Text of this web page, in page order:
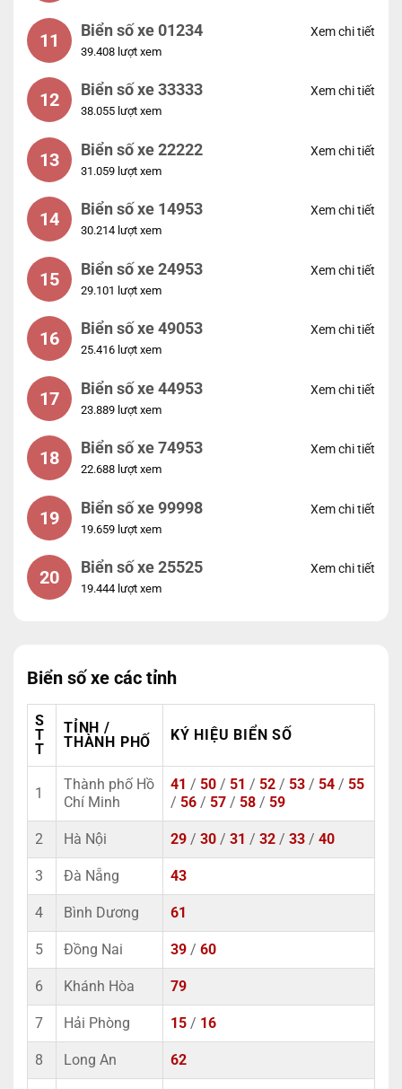
11 Biển số xe 01234
39.408 lượt xem
Xem chi tiết
12 Biển số xe 33333
38.055 lượt xem
Xem chi tiết
13 Biển số xe 22222
31.059 lượt xem
Xem chi tiết
14 Biển số xe 14953
30.214 lượt xem
Xem chi tiết
15 Biển số xe 24953
29.101 lượt xem
Xem chi tiết
16 Biển số xe 49053
25.416 lượt xem
Xem chi tiết
17 Biển số xe 44953
23.889 lượt xem
Xem chi tiết
18 Biển số xe 74953
22.688 lượt xem
Xem chi tiết
19 Biển số xe 99998
19.659 lượt xem
Xem chi tiết
20 Biển số xe 25525
19.444 lượt xem
Xem chi tiết
Biển số xe các tỉnh
S
T
T
TỈNH /
THÀNH PHỐ
KÝ HIỆU BIỂN SỐ
1
Thành phố Hồ
Chí Minh
41 / 50 / 51 / 52 / 53 / 54 / 55
/ 56 / 57 / 58 / 59
2 Hà Nội 29 / 30 / 31 / 32 / 33 / 40
3 Đà Nẵng 43
4 Bình Dương 61
5 Đồng Nai 39 / 60
6 Khánh Hòa 79
7 Hải Phòng 15 / 16
8 Long An 62